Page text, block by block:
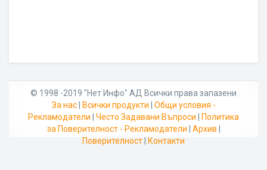
© 1998 -2019 "Нет Инфо" АД Всички права запазени
За нас| Всички продукти
Общи условия -
Рекламодатели
Често Задавани Въпроси
Политика
за Поверителност - Рекламодатели
Архив
Поверителност
Контакти